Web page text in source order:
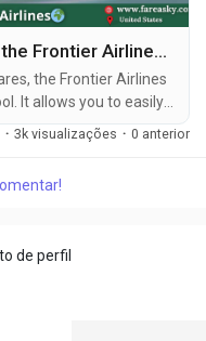
Unlocking the Best Deals with the Frontier Airlines Low Fare Calendar
the Frontier Airlines
It allows you to easily
you save money and
intuitive interface and
adventure without
· 3k visualizações · 0 anterior
de perfil